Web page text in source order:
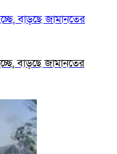
বাড়ছে জামানতের